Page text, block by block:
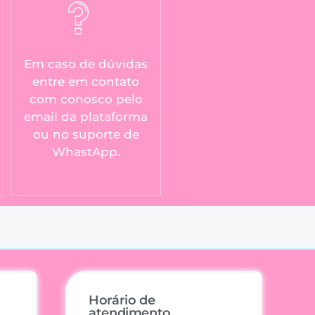
Em caso de dúvidas
entre em contato
com conosco pelo
email da plataforma
ou no suporte de
WhastApp.
Horário de